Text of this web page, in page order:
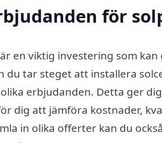
för
en viktig investering som kan
du tar steget att installera
erbjudanden. Detta ger
dig att jämföra kostnader,
in olika offerter kan du